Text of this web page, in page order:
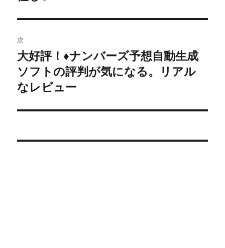
ー
シ
ョ
ン
次
次
の
投
稿:
大好評！♦ナンバーズ予想自動生成
ソフトの評判が気になる。リアル
なレビュー